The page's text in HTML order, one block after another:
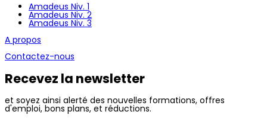
Amadeus Niv. 1
Amadeus Niv. 2
Amadeus Niv. 3
A propos
Contactez-nous
Recevez la newsletter
et soyez ainsi alerté des nouvelles formations, offres
d'emploi, bons plans, et réductions.